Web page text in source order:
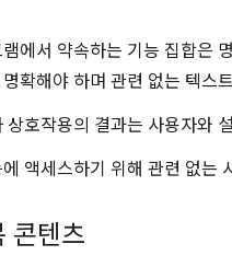
에서 약속하는 기능 집합은
확해야 하며 관련 없는 텍스
상호작용의 결과는 사용자와
액세스하기 위해 관련 없는
콘텐츠